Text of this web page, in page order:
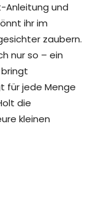
Anleitung und
ihr im
zaubern.
nur so – ein
für jede Menge
die
kleinen